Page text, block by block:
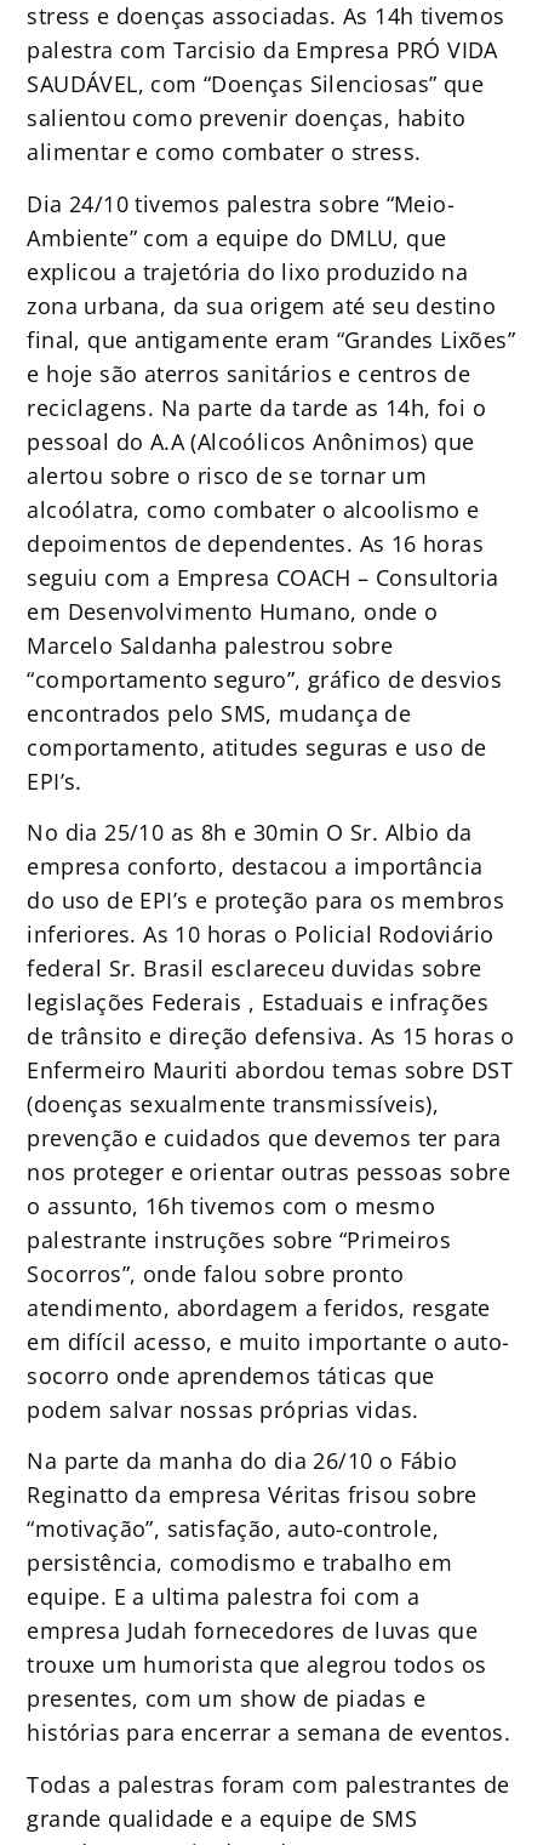
stress e doenças associadas. As 14h tivemos
palestra com Tarcisio da Empresa PRÓ VIDA
SAUDÁVEL, com “Doenças Silenciosas” que
salientou como prevenir doenças, habito
alimentar e como combater o stress.
Dia 24/10 tivemos palestra sobre “Meio-
Ambiente” com a equipe do DMLU, que
explicou a trajetória do lixo produzido na
zona urbana, da sua origem até seu destino
final, que antigamente eram “Grandes Lixões”
e hoje são aterros sanitários e centros de
reciclagens. Na parte da tarde as 14h, foi o
pessoal do A.A (Alcoólicos Anônimos) que
alertou sobre o risco de se tornar um
alcoólatra, como combater o alcoolismo e
depoimentos de dependentes. As 16 horas
seguiu com a Empresa COACH – Consultoria
em Desenvolvimento Humano, onde o
Marcelo Saldanha palestrou sobre
“comportamento seguro”, gráfico de desvios
encontrados pelo SMS, mudança de
comportamento, atitudes seguras e uso de
EPI’s.
No dia 25/10 as 8h e 30min O Sr. Albio da
empresa conforto, destacou a importância
do uso de EPI’s e proteção para os membros
inferiores. As 10 horas o Policial Rodoviário
federal Sr. Brasil esclareceu duvidas sobre
legislações Federais , Estaduais e infrações
de trânsito e direção defensiva. As 15 horas o
Enfermeiro Mauriti abordou temas sobre DST
(doenças sexualmente transmissíveis),
prevenção e cuidados que devemos ter para
nos proteger e orientar outras pessoas sobre
o assunto, 16h tivemos com o mesmo
palestrante instruções sobre “Primeiros
Socorros”, onde falou sobre pronto
atendimento, abordagem a feridos, resgate
em difícil acesso, e muito importante o auto-
socorro onde aprendemos táticas que
podem salvar nossas próprias vidas.
Na parte da manha do dia 26/10 o Fábio
Reginatto da empresa Véritas frisou sobre
“motivação”, satisfação, auto-controle,
persistência, comodismo e trabalho em
equipe. E a ultima palestra foi com a
empresa Judah fornecedores de luvas que
trouxe um humorista que alegrou todos os
presentes, com um show de piadas e
histórias para encerrar a semana de eventos.
Todas a palestras foram com palestrantes de
grande qualidade e a equipe de SMS